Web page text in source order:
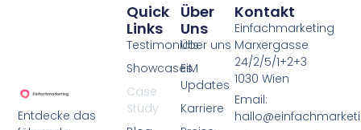
Entdecke das
Über
Uns
Über uns
EiM
Updates
Karriere
Quick
Links
Testimonials
Showcases
Case
Study
Kontakt
Einfachmarketing
Marxergasse
24/2/5/1+2+3
1030 Wien
Email: